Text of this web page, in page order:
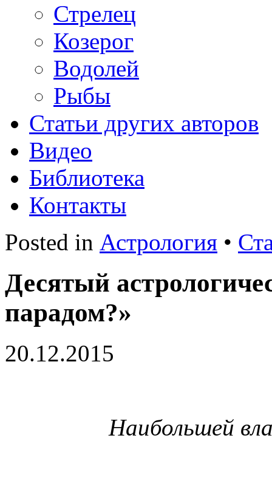
Стрелец
Козерог
Водолей
Рыбы
Статьи других авторов
Видео
Библиотека
Контакты
Posted in Астрология •
Десятый
парадом?»
20.12.2015
Наибольшей